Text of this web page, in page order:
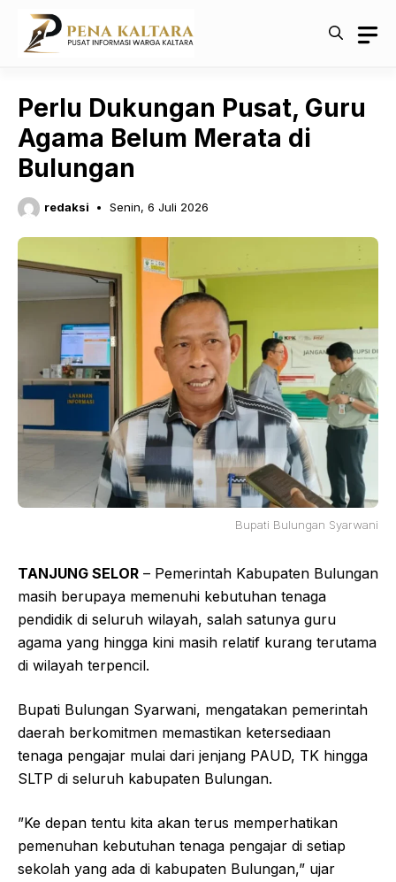
Langsung
Perlu Dukungan Pusat, Guru
Agama Belum Merata di
Bulungan
redaksi Senin, 6 Juli 2026
Bupati Bulungan Syarwani
TANJUNG SELOR – Pemerintah Kabupaten Bulungan
masih berupaya memenuhi kebutuhan tenaga
pendidik di seluruh wilayah, salah satunya guru
agama yang hingga kini masih relatif kurang terutama
di wilayah terpencil.‎‎
Bupati Bulungan Syarwani, mengatakan pemerintah
daerah berkomitmen memastikan ketersediaan
tenaga pengajar mulai dari jenjang PAUD, TK hingga
SLTP di seluruh kabupaten Bulungan.
‎‎”Ke depan tentu kita akan terus memperhatikan
pemenuhan kebutuhan tenaga pengajar di setiap
sekolah yang ada di kabupaten Bulungan,” ujar